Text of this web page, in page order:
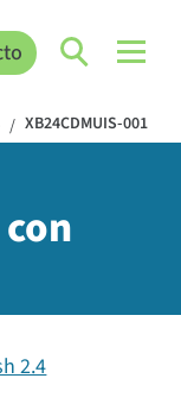
/ XB24CDMUIS-001
2.4